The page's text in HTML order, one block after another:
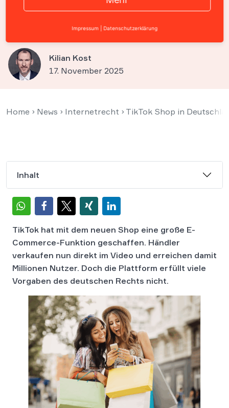
Händler jetzt beachten
Kilian Kost
17. November 2025
Home › News › Internetrecht › TikTok Shop in
Inhalt
TikTok hat mit dem neuen Shop eine große E-
Commerce-Funktion geschaffen. Händler
verkaufen nun direkt im Video und erreichen damit
Millionen Nutzer. Doch die Plattform erfüllt viele
Vorgaben des deutschen Rechts nicht.
Impressum Datenschutzerklärung